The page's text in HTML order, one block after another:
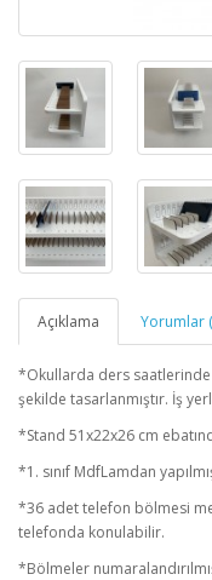
Açıklama Yorumlar
*Okullarda ders saatlerinde
şekilde tasarlanmıştır. İş
*Stand 51x22x26 cm
*1. sınıf MdfLamdan
*36 adet telefon bölmesi
telefonda konulabilir.
*Bölmeler